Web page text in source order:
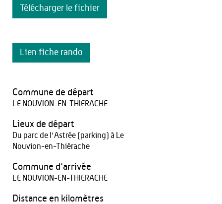
Télécharger le fichier
Lien fiche rando
Commune de départ
LE NOUVION-EN-THIERACHE
Lieux de départ
Du parc de l'Astrée (parking) à Le
Nouvion-en-Thiérache
Commune d'arrivée
LE NOUVION-EN-THIERACHE
Distance en kilomètres